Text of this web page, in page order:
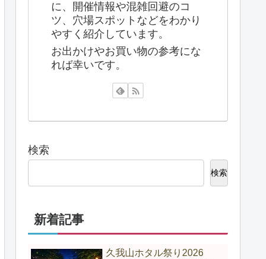
に、開催情報や混雑回避のコ
ツ、穴場スポットなどをわかり
やすく紹介しています。
お出かけやお買い物の参考にな
れば幸いです。
検索
検索
新着記事
久我山ホタル祭り2026